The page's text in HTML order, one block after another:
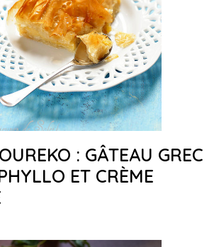
: GÂTEAU GREC
ET CRÈME